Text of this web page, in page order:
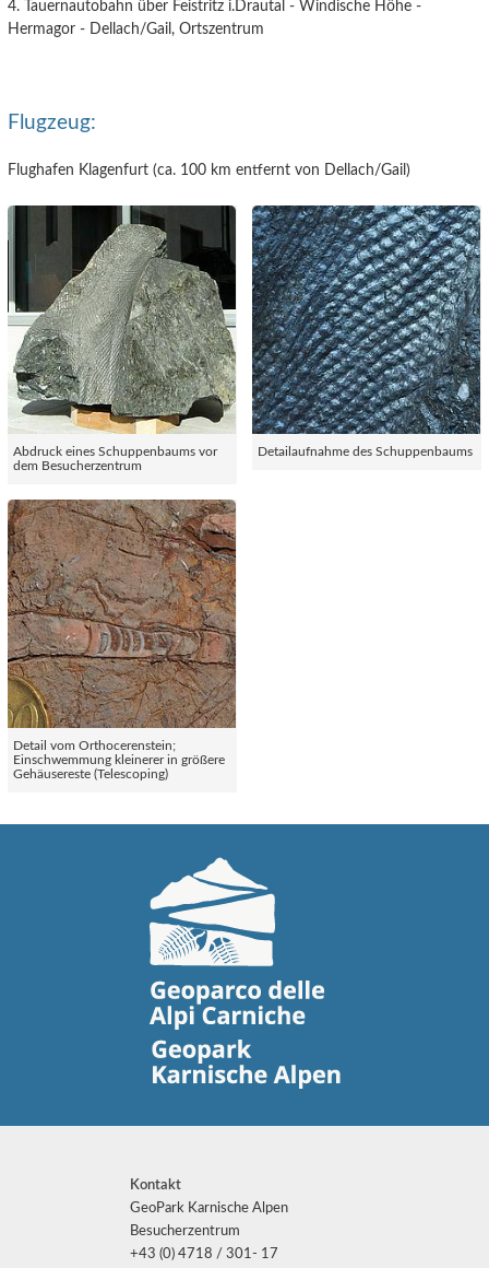
4. Tauernautobahn über Feistritz i.Drautal - Windische Höhe -
Hermagor - Dellach/Gail, Ortszentrum
Flugzeug:
Flughafen Klagenfurt (ca. 100 km entfernt von Dellach/Gail)
Abdruck eines Schuppenbaums vor
dem Besucherzentrum
Detailaufnahme des Schuppenbaums
Detail vom Orthocerenstein;
Einschwemmung kleinerer in größere
Gehäusereste (Telescoping)
Kontakt
GeoPark Karnische Alpen
Besucherzentrum
+43 (0) 4718 / 301- 17